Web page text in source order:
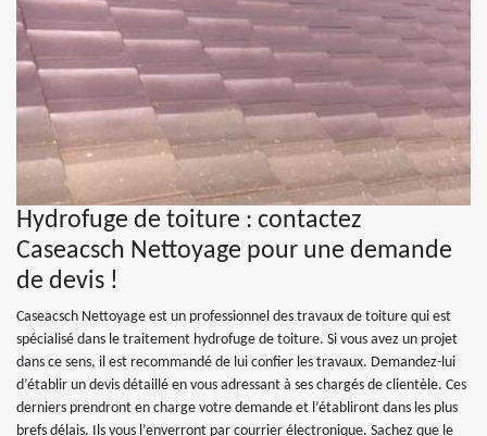
Hydrofuge de toiture : contactez
Caseacsch Nettoyage pour une demande
de devis !
Caseacsch Nettoyage est un professionnel des travaux de toiture qui est
spécialisé dans le traitement hydrofuge de toiture. Si vous avez un projet
dans ce sens, il est recommandé de lui confier les travaux. Demandez-lui
d’établir un devis détaillé en vous adressant à ses chargés de clientèle. Ces
derniers prendront en charge votre demande et l’établiront dans les plus
brefs délais. Ils vous l’enverront par courrier électronique. Sachez que le